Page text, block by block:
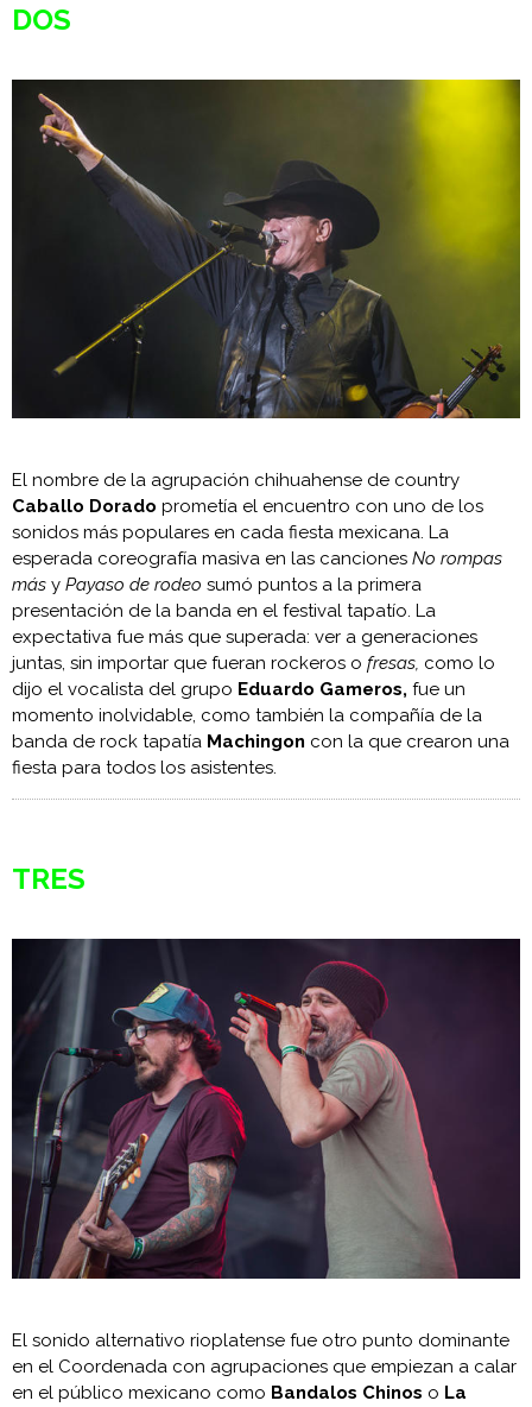
DOS
El nombre de la agrupación chihuahense de country
Caballo Dorado prometía el encuentro con uno de los
sonidos más populares en cada fiesta mexicana. La
esperada coreografía masiva en las canciones No rompas
más y Payaso de rodeo sumó puntos a la primera
presentación de la banda en el festival tapatío. La
expectativa fue más que superada: ver a generaciones
juntas, sin importar que fueran rockeros o fresas, como lo
dijo el vocalista del grupo Eduardo Gameros, fue un
momento inolvidable, como también la compañía de la
banda de rock tapatía Machingon con la que crearon una
fiesta para todos los asistentes.
TRES
El sonido alternativo rioplatense fue otro punto dominante
en el Coordenada con agrupaciones que empiezan a calar
en el público mexicano como Bandalos Chinos o La